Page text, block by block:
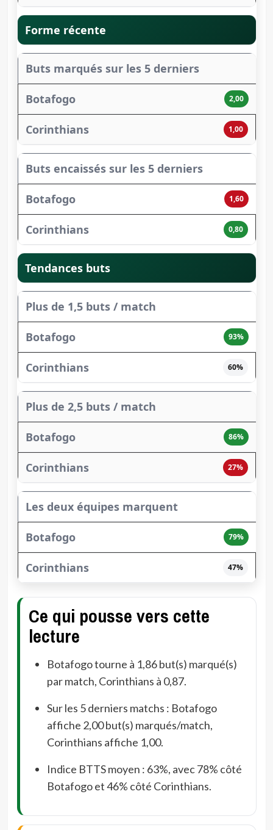
Forme récente
Buts marqués sur les 5 derniers
2,00
1,00
Buts encaissés sur les 5 derniers
1,60
0,80
Tendances buts
Plus de 1,5 buts / match
93%
60%
Plus de 2,5 buts / match
86%
27%
Les deux équipes marquent
79%
47%
Ce qui pousse vers cette
lecture
Botafogo tourne à 1,86 but(s) marqué(s)
par match, Corinthians à 0,87.
Sur les 5 derniers matchs : Botafogo
affiche 2,00 but(s) marqués/match,
Corinthians affiche 1,00.
Indice BTTS moyen : 63%, avec 78% côté
Botafogo et 46% côté Corinthians.